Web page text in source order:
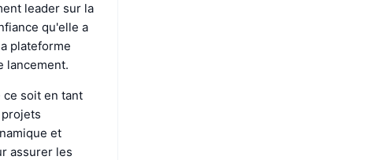
leader sur la
qu'elle a
plateforme
lancement.
ce soit en tant
et
assurer les